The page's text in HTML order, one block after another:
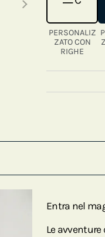
PERSONALIZ
ZATO CON
RIGHE
Entra nel
Le